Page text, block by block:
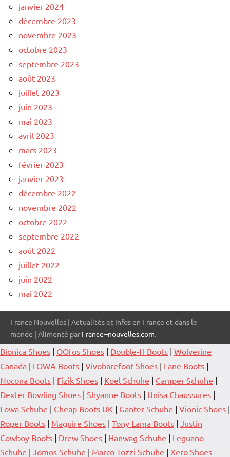
janvier 2024
décembre 2023
novembre 2023
octobre 2023
septembre 2023
août 2023
juillet 2023
juin 2023
mai 2023
avril 2023
mars 2023
février 2023
janvier 2023
décembre 2022
novembre 2022
octobre 2022
septembre 2022
août 2022
juillet 2022
juin 2022
mai 2022
France Nouvelles | Actualités et Infos en France et dans le
monde | Alimenté par France--nouvelles.com.
Bionica Shoes | OOfos Shoes | Double-H Boots | Wolverine
Canada | LOWA Boots | Vivobarefoot Shoes | Lane Boots |
Nocona Boots | Fizik Shoes | Koel Schuhe | Camper Schuhe |
Dexter Bowling Shoes | Shyanne Boots | Unisa Chaussures |
Lowa Schuhe | Cheap Boots UK | Ganter Schuhe | Vionic Shoes |
Roper Boots | Maguire Shoes | Tony Lama Boots | Justin
Cowboy Boots | Drew Shoes | Hanwag Schuhe | Leguano
Schuhe | Jomos Schuhe | Marco Tozzi Schuhe | Xero Shoes